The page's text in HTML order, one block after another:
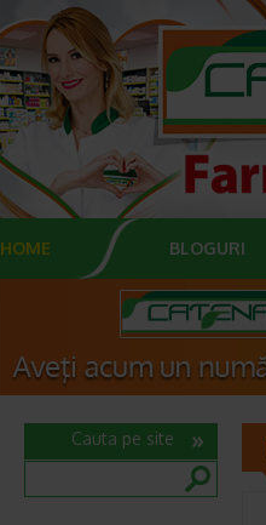
HOME BLOGURI
Cauta pe site